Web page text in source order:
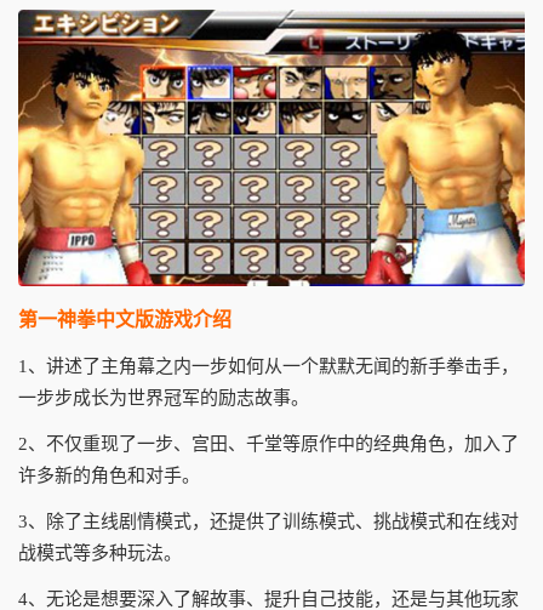
第一神拳中文版游戏介绍
1、讲述了主角幕之内一步如何从一个默默无闻的新手拳击手，
一步步成长为世界冠军的励志故事。
2、不仅重现了一步、宫田、千堂等原作中的经典角色，加入了
许多新的角色和对手。
3、除了主线剧情模式，还提供了训练模式、挑战模式和在线对
战模式等多种玩法。
4、无论是想要深入了解故事、提升自己技能，还是与其他玩家